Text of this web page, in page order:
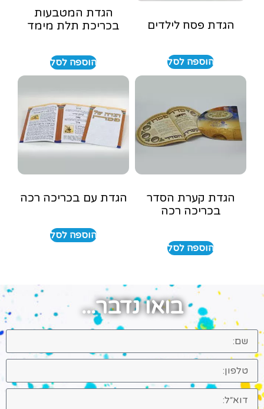
הגדת פסח לילדים
הוספה לסל
הגדת המטבעות
בכריכת תלת מימד
הוספה לסל
הגדת קערת הסדר
בכריכה רכה
הוספה לסל
הגדת עם בכריכה רכה
הוספה לסל
בואו נדבר...